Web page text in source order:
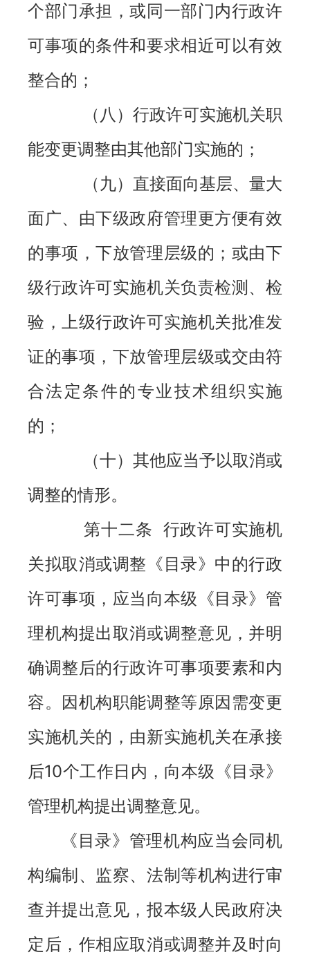
个部门承担，或同一部门内行政许
可事项的条件和要求相近可以有效
整合的；
（八）行政许可实施机关职
能变更调整由其他部门实施的；
（九）直接面向基层、量大
面广、由下级政府管理更方便有效
的事项，下放管理层级的；或由下
级行政许可实施机关负责检测、检
验，上级行政许可实施机关批准发
证的事项，下放管理层级或交由符
合法定条件的专业技术组织实施
的；
（十）其他应当予以取消或
调整的情形。
第十二条 行政许可实施机
关拟取消或调整《目录》中的行政
许可事项，应当向本级《目录》管
理机构提出取消或调整意见，并明
确调整后的行政许可事项要素和内
容。因机构职能调整等原因需变更
实施机关的，由新实施机关在承接
后10个工作日内，向本级《目录》
管理机构提出调整意见。
《目录》管理机构应当会同机
构编制、监察、法制等机构进行审
查并提出意见，报本级人民政府决
定后，作相应取消或调整并及时向